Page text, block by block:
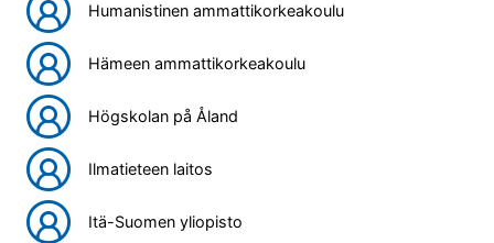
Humanistinen ammattikorkeakoulu
Hämeen ammattikorkeakoulu
Högskolan på Åland
Ilmatieteen laitos
Itä-Suomen yliopisto